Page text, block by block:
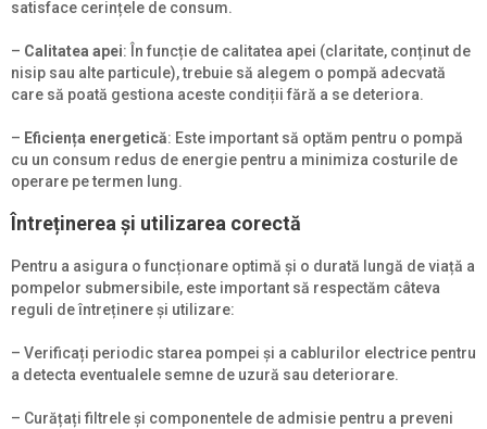
satisface cerințele de consum.
– Calitatea apei: În funcție de calitatea apei (claritate, conținut de
nisip sau alte particule), trebuie să alegem o pompă adecvată
care să poată gestiona aceste condiții fără a se deteriora.
– Eficiența energetică: Este important să optăm pentru o pompă
cu un consum redus de energie pentru a minimiza costurile de
operare pe termen lung.
Întreținerea și utilizarea corectă
Pentru a asigura o funcționare optimă și o durată lungă de viață a
pompelor submersibile, este important să respectăm câteva
reguli de întreținere și utilizare:
– Verificați periodic starea pompei și a cablurilor electrice pentru
a detecta eventualele semne de uzură sau deteriorare.
– Curățați filtrele și componentele de admisie pentru a preveni